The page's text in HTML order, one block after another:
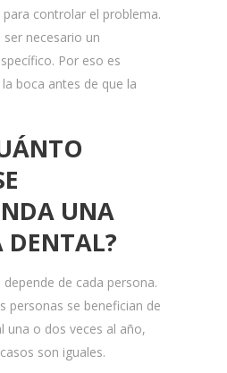
para controlar el problema.
necesario un
Por eso es
boca antes de que la
UNA
DENTAL?
de cada persona.
personas se benefician de
una o dos veces al año,
son iguales.